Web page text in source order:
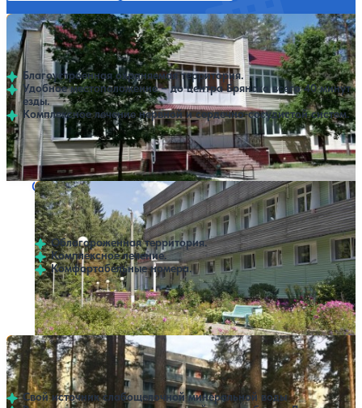
Санаторий Синезерки
4.316 отзывов
Брянск
Благоустроенная охраняемая территория.
Удобное местоположение – до центра Брянска всего 40 минут
езды.
Комплексное лечение нервной и сердечно-сосудистой систем.
Профилей лечения:5
Нет цен или свободных мест на выбранные даты
Выбрать другой вариант
Санаторий Унеча РЖД
56 отзывов
Унеча
Облагороженная территория.
Комплексное лечение.
Комфортабельные номера.
Профилей лечения:6
Нет цен или свободных мест на выбранные даты
Выбрать другой вариант
Санаторий Жуковский
4.3 58 отзывов
Жуковка
Свой источник слабощелочной минеральной воды
Нет цен или свободных мест на выбранные даты
Выбрать другой вариант